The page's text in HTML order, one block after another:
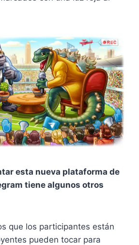
esta nueva plataforma de
tiene algunos otros
que los participantes están
pueden tocar para